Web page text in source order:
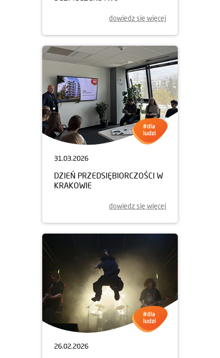
dowiedz się więcej
31.03.2026
DZIEŃ PRZEDSIĘBIORCZOŚCI W
KRAKOWIE
dowiedz się więcej
26.02.2026